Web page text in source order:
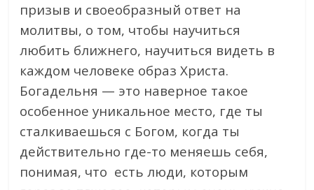
призыв и своеобразный ответ на
молитвы, о том, чтобы научиться
любить ближнего, научиться видеть в
каждом человеке образ Христа.
Богадельня — это наверное такое
особенное уникальное место, где ты
сталкиваешься с Богом, когда ты
действительно где-то меняешь себя,
понимая, что есть люди, которым